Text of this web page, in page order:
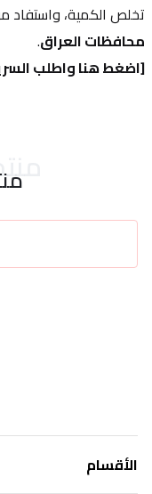
تخلص الكمية، واستفاد
محافظات العراق.
[اضغط هنا واطلب
الأقسام